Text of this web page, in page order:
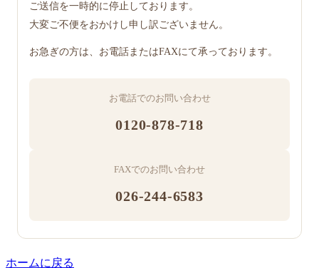
ご送信を一時的に停止しております。
大変ご不便をおかけし申し訳ございません。
お急ぎの方は、お電話またはFAXにて承っております。
お電話でのお問い合わせ
0120-878-718
FAXでのお問い合わせ
026-244-6583
ホームに戻る